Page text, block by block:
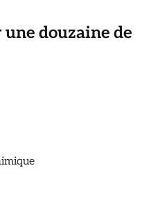
une douzaine de